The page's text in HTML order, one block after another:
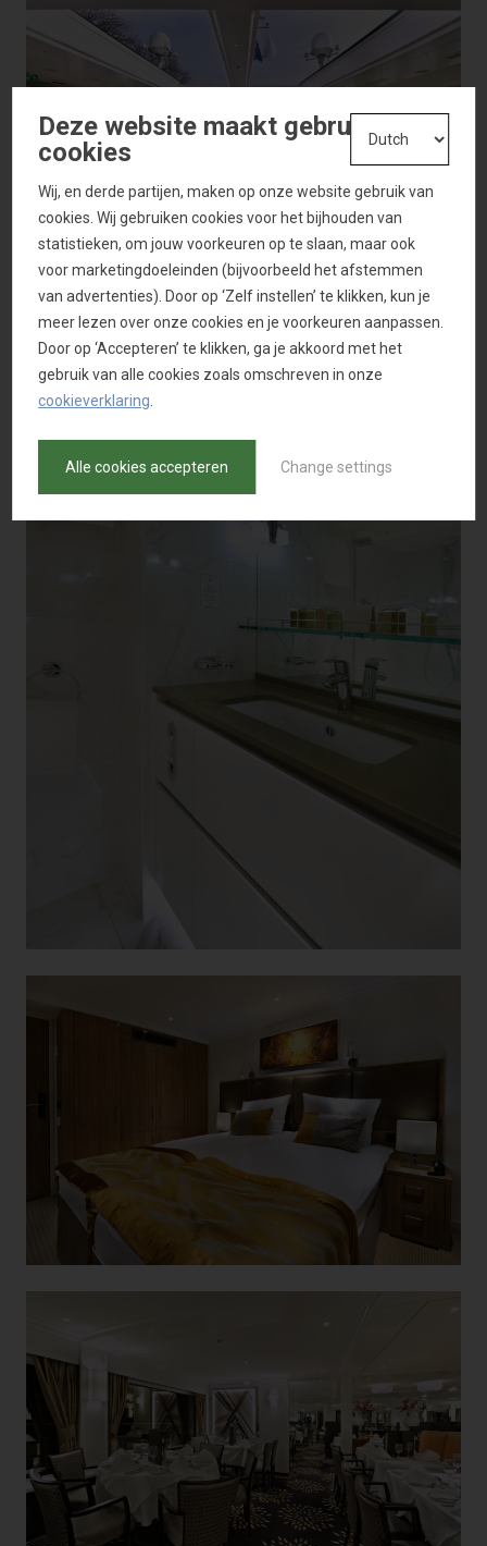
Deze website maakt gebruik van
cookies
Wij, en derde partijen, maken op onze website gebruik van
cookies. Wij gebruiken cookies voor het bijhouden van
statistieken, om jouw voorkeuren op te slaan, maar ook
voor marketingdoeleinden (bijvoorbeeld het afstemmen
van advertenties). Door op ‘Zelf instellen’ te klikken, kun je
meer lezen over onze cookies en je voorkeuren aanpassen.
Door op ‘Accepteren’ te klikken, ga je akkoord met het
gebruik van alle cookies zoals omschreven in onze
cookieverklaring
Alle cookies accepteren Change settings